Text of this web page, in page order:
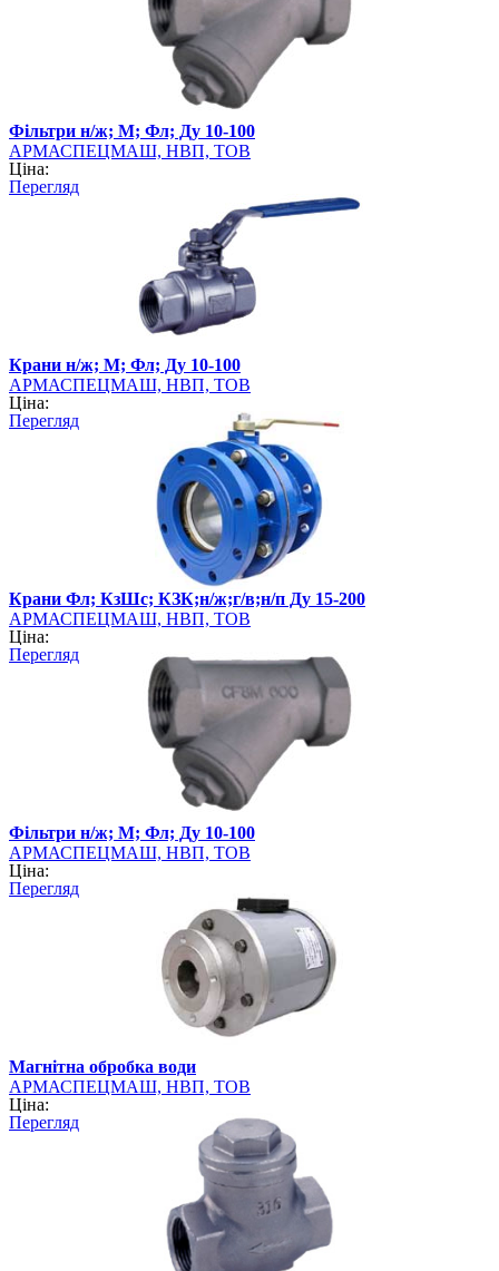
Фільтри н/ж; М; Фл; Ду 10-100
АРМАСПЕЦМАШ, НВП, ТОВ
Ціна:
Перегляд
Крани н/ж; М; Фл; Ду 10-100
АРМАСПЕЦМАШ, НВП, ТОВ
Ціна:
Перегляд
Крани Фл; КзШс; КЗК;н/ж;г/в;н/п Ду 15-200
АРМАСПЕЦМАШ, НВП, ТОВ
Ціна:
Перегляд
Фільтри н/ж; М; Фл; Ду 10-100
АРМАСПЕЦМАШ, НВП, ТОВ
Ціна:
Перегляд
Магнітна обробка води
АРМАСПЕЦМАШ, НВП, ТОВ
Ціна:
Перегляд